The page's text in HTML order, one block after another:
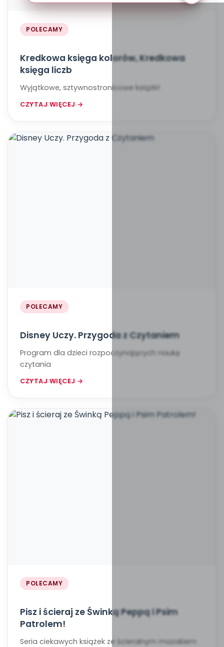
POLECAMY
Kredkowa księga kolorów, Kredkowa
księga liczb
Wyjątkowe, sztywnostronicowe książki!
CZYTAJ WIĘCEJ →
POLECAMY
Disney Uczy. Przygoda z Czytaniem
Program dla dzieci rozpoczynających naukę
czytania
CZYTAJ WIĘCEJ →
POLECAMY
Pisz i ścieraj ze Świnką Peppą i Psim
Patrolem!
Seria ciekawych książek ze ścieralnym mazakiem